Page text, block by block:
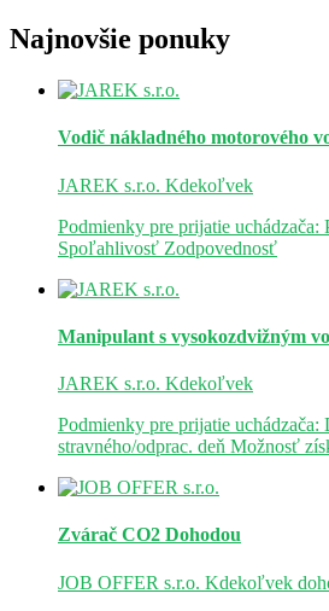
Najnovšie ponuky
Vodič nákladného motorového
JAREK s.r.o. Kdekoľvek
Podmienky pre prijatie
Spoľahlivosť Zodpovednosť
Manipulant s vysokozdvižným
JAREK s.r.o. Kdekoľvek
Podmienky pre prijatie
stravného/odprac. deň Možnosť
Zvárač CO2 Dohodou
JOB OFFER s.r.o. Kdekoľvek